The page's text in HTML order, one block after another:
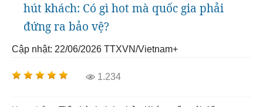
hút khách: Có gì hot mà quốc gia phải
đứng ra bảo vệ?
Cập nhật: 22/06/2026 TTXVN/Vietnam+
1.234